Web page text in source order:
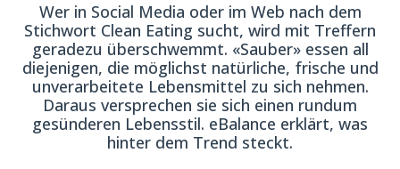
Wer in Social Media oder im Web nach dem
Stichwort Clean Eating sucht, wird mit Treffern
geradezu überschwemmt. «Sauber» essen all
diejenigen, die möglichst natürliche, frische und
unverarbeitete Lebensmittel zu sich nehmen.
Daraus versprechen sie sich einen rundum
gesünderen Lebensstil. eBalance erklärt, was
hinter dem Trend steckt.